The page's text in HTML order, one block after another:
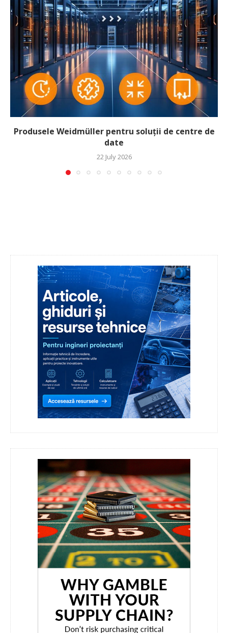
Produsele Weidmüller pentru soluții de centre de
date
22 July 2026